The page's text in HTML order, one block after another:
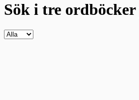
Sök i tre ordböcker